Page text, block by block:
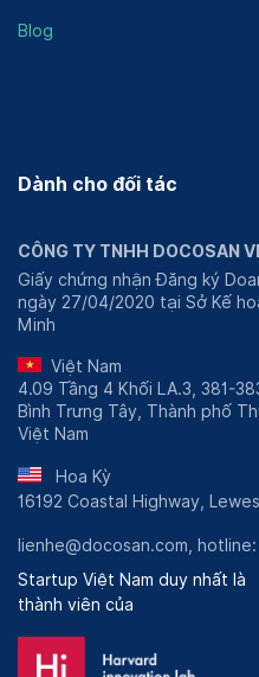
Blog
Dành cho đối tác
CÔNG TY TNHH DOCOSAN
Giấy chứng nhận Đăng ký
ngày 27/04/2020 tại Sở Kế
Minh
Việt Nam
4.09 Tầng 4 Khối LA.3, 381-
Bình Trưng Tây, Thành phố
Việt Nam
Hoa Kỳ
16192 Coastal Highway,
lienhe@docosan.com, hotline:
Startup Việt Nam duy nhất là
thành viên của